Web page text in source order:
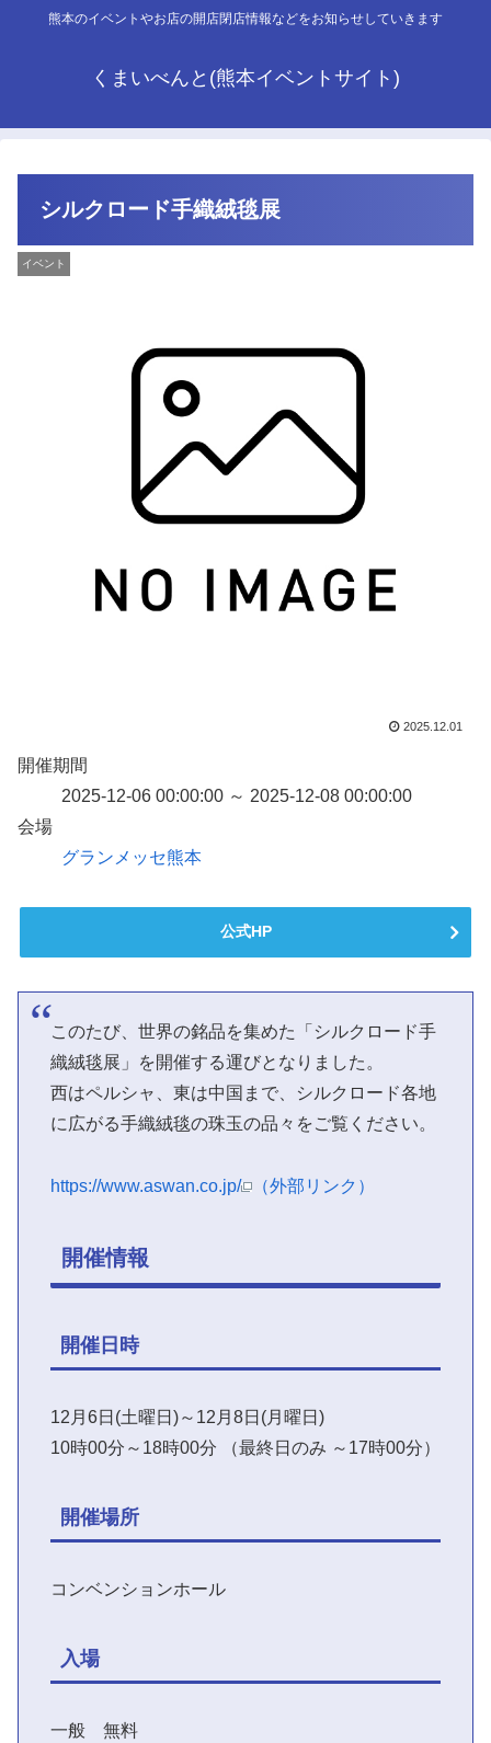
熊本のイベントやお店の開店閉店情報などをお知らせしていきます
くまいべんと(熊本イベントサイト)
シルクロード手織絨毯展
イベント
2025.12.01
開催期間
2025-12-06 00:00:00 ～ 2025-12-08 00:00:00
会場
グランメッセ熊本
公式HP
このたび、世界の銘品を集めた「シルクロード手
織絨毯展」を開催する運びとなりました。
西はペルシャ、東は中国まで、シルクロード各地
に広がる手織絨毯の珠玉の品々をご覧ください。
https://www.aswan.co.jp/ （外部リンク）
開催情報
開催日時
12月6日(土曜日)～12月8日(月曜日)
10時00分～18時00分 （最終日のみ ～17時00分）
開催場所
コンベンションホール
入場
一般 無料